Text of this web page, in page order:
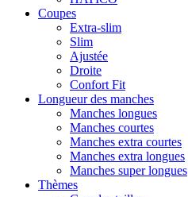
Coupes
Extra-slim
Slim
Ajustée
Droite
Confort Fit
Longueur des manches
Manches longues
Manches courtes
Manches extra courtes
Manches extra longues
Manches super longues
Thèmes